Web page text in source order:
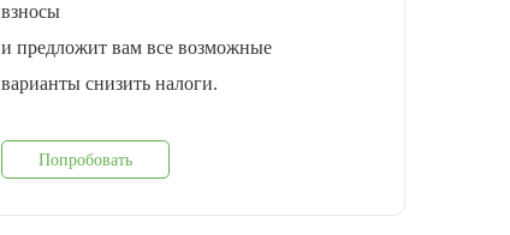
взносы
и предложит вам все возможные
варианты снизить налоги.
Попробовать